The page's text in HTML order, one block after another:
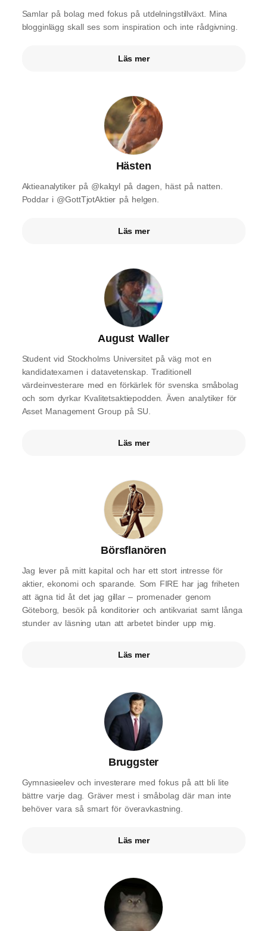
Samlar på bolag med fokus på utdelningstillväxt. Mina
blogginlägg skall ses som inspiration och inte rådgivning.
Läs mer
Hästen
Aktieanalytiker på @kalqyl på dagen, häst på natten.
Poddar i @GottTjotAktier på helgen.
Läs mer
August Waller
Student vid Stockholms Universitet på väg mot en
kandidatexamen i datavetenskap. Traditionell
värdeinvesterare med en förkärlek för svenska småbolag
och som dyrkar Kvalitetsaktiepodden. Även analytiker för
Asset Management Group på SU.
Läs mer
Börsflanören
Jag lever på mitt kapital och har ett stort intresse för
aktier, ekonomi och sparande. Som FIRE har jag friheten
att ägna tid åt det jag gillar – promenader genom
Göteborg, besök på konditorier och antikvariat samt långa
stunder av läsning utan att arbetet binder upp mig.
Läs mer
Bruggster
Gymnasieelev och investerare med fokus på att bli lite
bättre varje dag. Gräver mest i småbolag där man inte
behöver vara så smart för överavkastning.
Läs mer